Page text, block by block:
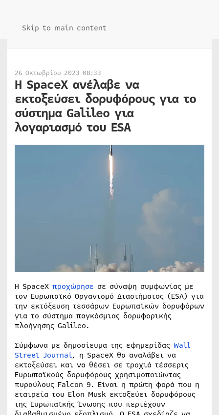
Skip to main content
26 Οκτωβρίου 2023 08:33
Η SpaceX ανέλαβε να
εκτοξεύσει δορυφόρους για το
σύστημα Galileo για
λογαριασμό του ESA
Η SpaceX προχώρησε σε σύναψη συμφωνίας με
τον Ευρωπαϊκό Οργανισμό Διαστήματος (ESA) για
την εκτόξευση τεσσάρων Ευρωπαϊκών δορυφόρων
για το σύστημα παγκόσμιας δορυφορικής
πλοήγησης Galileo.
Σύμφωνα με δημοσίευμα της εφημερίδας Wall
Street Journal, η SpaceX θα αναλάβει να
εκτοξεύσει και να θέσει σε τροχιά τέσσερις
Ευρωπαϊκούς δορυφόρους χρησιμοποιώντας
πυραύλους Falcon 9. Είναι η πρώτη φορά που η
εταιρεία του Elon Musk εκτοξεύει δορυφόρους
της Ευρωπαϊκής Ένωσης που περιέχουν